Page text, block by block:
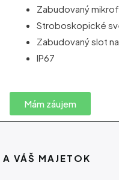
Zabudovaný
Stroboskopické
Zabudovaný slot
IP67
Mám záujem
VÁŠ MAJETOK